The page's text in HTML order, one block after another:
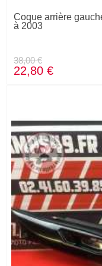
Coque arrière
à 2003
38,00 €
22,80 €